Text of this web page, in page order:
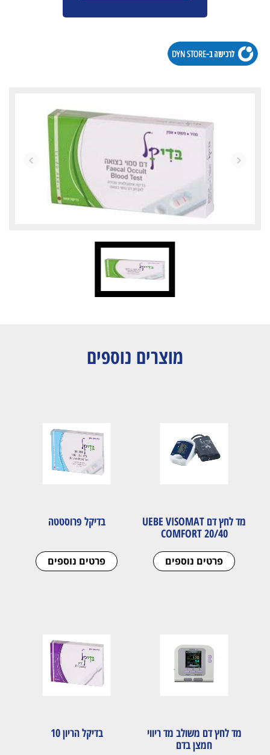
מוצרים נוספים
מד לחץ דם UEBE VISOMAT
COMFORT 20/40
פרטים נוספים
בדיקל פרוסטטה
פרטים נוספים
מד לחץ דם משולב מד ריווי
חמצן בדם
בדיקל הריון 10